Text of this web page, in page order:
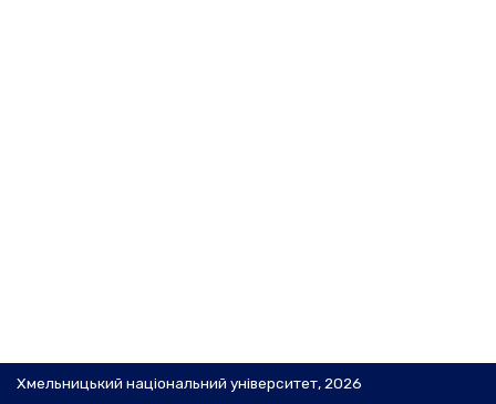
Хмельницький національний університет, 2026